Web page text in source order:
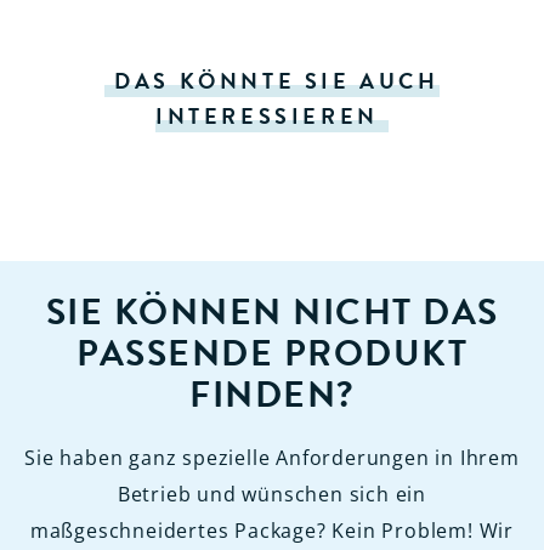
DAS KÖNNTE SIE AUCH
INTERESSIEREN
SIE KÖNNEN NICHT DAS
PASSENDE PRODUKT
FINDEN?
Sie haben ganz spezielle Anforderungen in Ihrem
Betrieb und wünschen sich ein
maßgeschneidertes Package? Kein Problem! Wir